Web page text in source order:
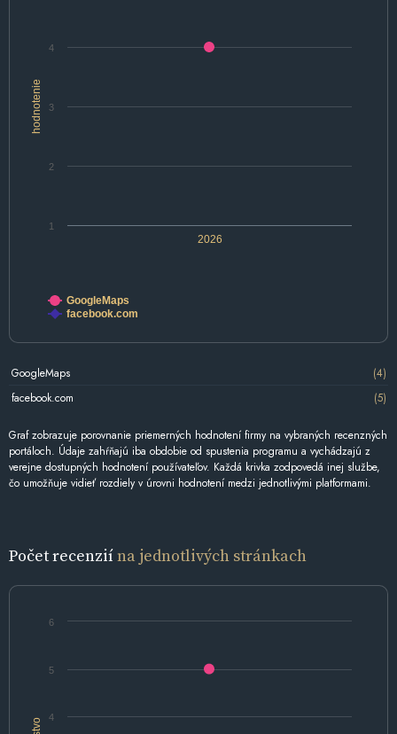
hodnotenie
2026
1
2
3
4
GoogleMaps
facebook.com
GoogleMaps
(4)
facebook.com
(5)
Graf zobrazuje porovnanie priemerných hodnotení firmy na vybraných recenzných
portáloch. Údaje zahŕňajú iba obdobie od spustenia programu a vychádzajú z
verejne dostupných hodnotení používateľov. Každá krivka zodpovedá inej službe,
čo umožňuje vidieť rozdiely v úrovni hodnotení medzi jednotlivými platformami.
Počet recenziína jednotlivých stránkach
4
5
6